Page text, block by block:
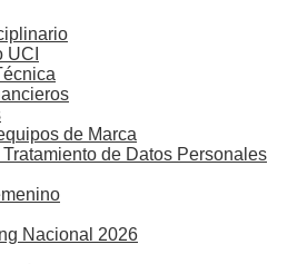
UCI
de Marca
de Datos Personales
Nacional 2026